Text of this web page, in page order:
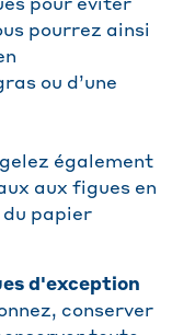
pour éviter
pourrez ainsi
ou d’une
également
aux figues en
papier
d'exception
conserver